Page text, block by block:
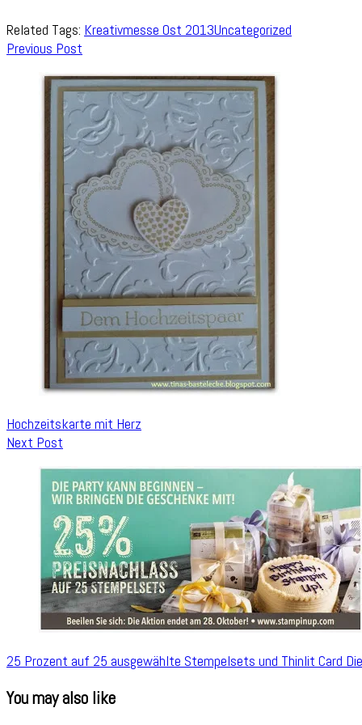
Related Tags: Kreativmesse Ost 2013Uncategorized
Post
Previous Post
Hochzeitskarte mit Herz
Next Post
25 Prozent auf 25 ausgewählte Stempelsets und Thinlit Card
You may also like